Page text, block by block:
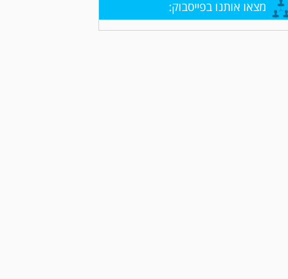
מצאו אותנו בפייסבוק: